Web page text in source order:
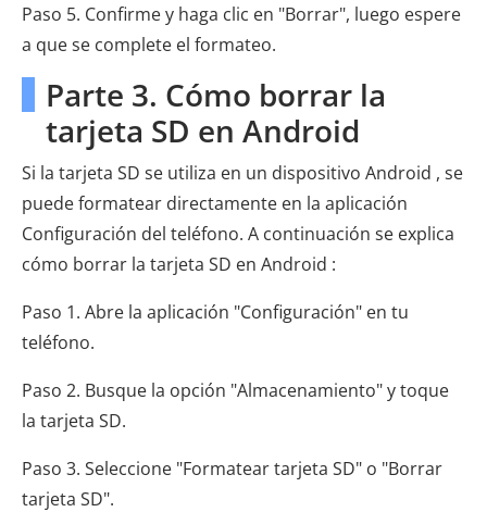
Paso 5. Confirme y haga clic en "Borrar", luego espere
a que se complete el formateo.
Parte 3. Cómo borrar la
tarjeta SD en Android
Si la tarjeta SD se utiliza en un dispositivo Android , se
puede formatear directamente en la aplicación
Configuración del teléfono. A continuación se explica
cómo borrar la tarjeta SD en Android :
Paso 1. Abre la aplicación "Configuración" en tu
teléfono.
Paso 2. Busque la opción "Almacenamiento" y toque
la tarjeta SD.
Paso 3. Seleccione "Formatear tarjeta SD" o "Borrar
tarjeta SD".